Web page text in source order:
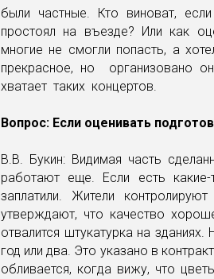
были частные. Кто виноват,
простоял на въезде? Или как
многие не смогли попасть, а
прекрасное, но организовано
хватает таких концертов.
Вопрос: Если оценивать
В.В. Букин: Видимая часть
работают еще. Если есть
заплатили. Жители
утверждают, что качество
отвалится штукатурка на
год или два. Это указано в
обливается, когда вижу, что